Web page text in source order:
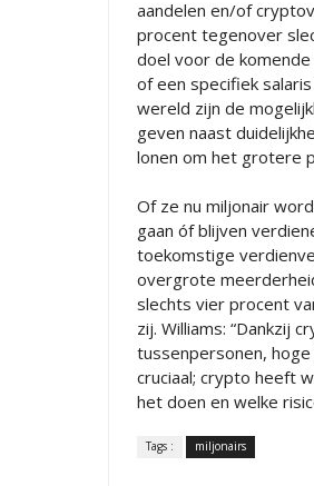
aandelen en/of
procent tegenover
doel voor de
of een specifiek
wereld zijn de
geven naast
lonen om het grotere
Of ze nu miljonair
gaan óf blijven
toekomstige
overgrote
slechts vier procent
zij. Williams: “Dankzij
tussenpersonen,
cruciaal; crypto heeft
het doen en welke
Tags : miljonairs